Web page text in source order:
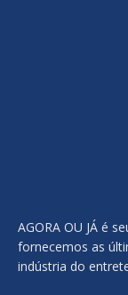
AGORA OU JÁ é
fornecemos as
indústria do